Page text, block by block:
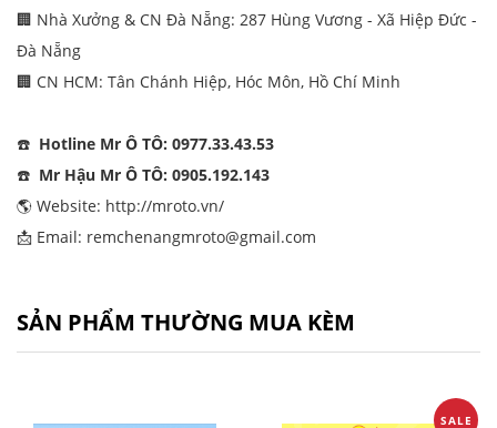
🏢 Nhà Xưởng & CN Đà Nẵng: 287 Hùng Vương - Xã Hiệp Đức -
Đà Nẵng
🏢 CN HCM: Tân Chánh Hiệp, Hóc Môn, Hồ Chí Minh
☎️ Hotline Mr Ô TÔ: 0977.33.43.53
☎️ Mr Hậu Mr Ô TÔ: 0905.192.143
🌎 Website: http://mroto.vn/
📩 Email: remchenangmroto@gmail.com
SẢN PHẨM THƯỜNG MUA KÈM
SALE